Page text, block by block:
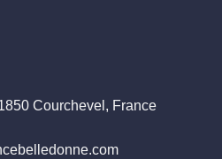
Courchevel, France